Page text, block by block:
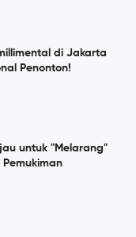
di Jakarta
Penonton!
untuk "Melarang"